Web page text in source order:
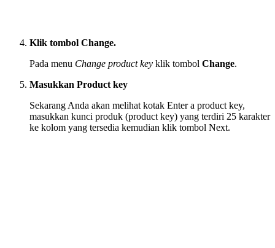
Klik tombol Change.
Pada menu Change product key klik tombol Change.
Masukkan Product key
Sekarang Anda akan melihat kotak Enter a product key,
masukkan kunci produk (product key) yang terdiri 25 karakter
ke kolom yang tersedia kemudian klik tombol Next.